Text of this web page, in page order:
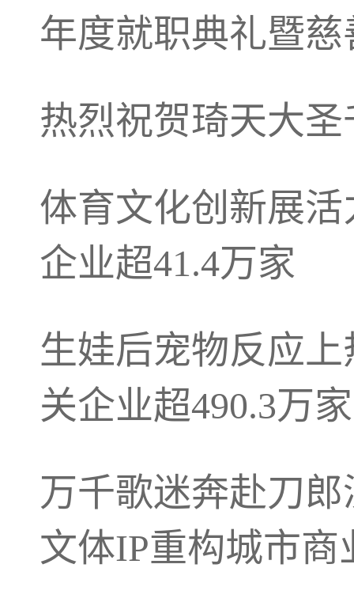
年度就职典礼暨
热烈祝贺琦天大
体育文化创新展
企业超41.4万家
生娃后宠物反应
关企业超490.3万家
万千歌迷奔赴刀
文体IP重构城市商